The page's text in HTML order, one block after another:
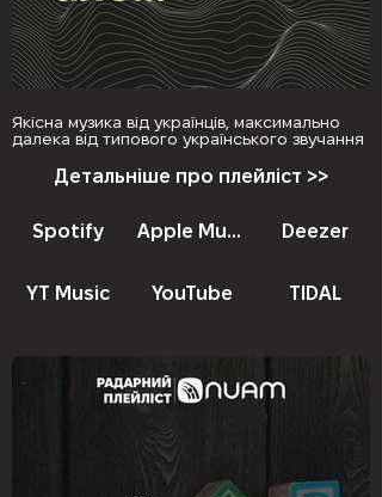
Якісна музика від українців, максимально
далека від типового українського звучання
Детальніше про плейліст >>
Spotify Apple Music Deezer
YT Music YouTube TIDAL